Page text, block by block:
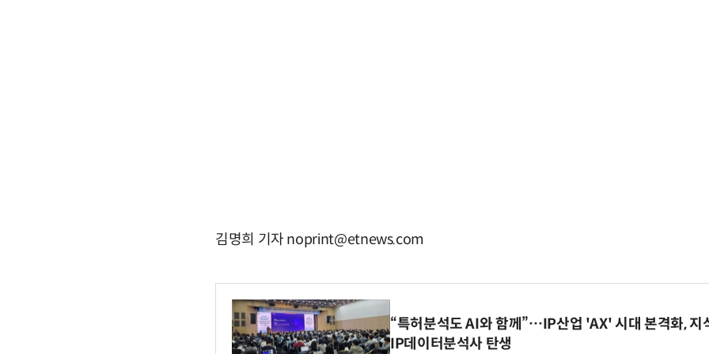
김명희 기자 noprint@etnews.com
“특허분석도 AI와 함께”…IP산업 'AX' 시대 본격화, 지
IP데이터분석사 탄생